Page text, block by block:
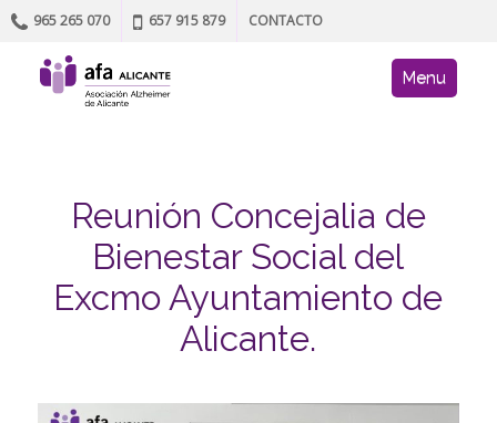
965 265 070 657 915 879 CONTACTO
AFA site
Skip to content
Menu
Reunión Concejalia de
Bienestar Social del
Excmo Ayuntamiento de
Alicante.